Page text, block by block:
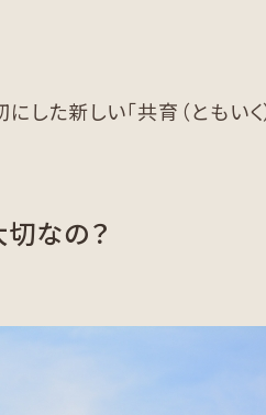
た新しい「共育（ともいく
なの？